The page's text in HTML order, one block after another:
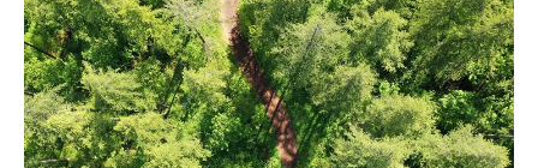
Du haut du ciel, le territoire de la CCAPV se révèle
comme une partition visuelle, où se mêlent les courbes
des montagnes, les reflets des lacs, les méandres des
rivières et les nuances des cultures.